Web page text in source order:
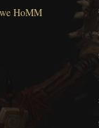
HoMM